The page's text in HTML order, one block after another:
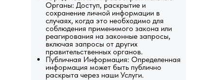
Органы: Доступ, раскрытие и
сохранение личной информации в
случаях, когда это необходимо для
соблюдения применимого закона или
реагирования на законные запросы,
включая запросы от других
правительственных органов.
Публичная Информация: Определенная
информация может быть публично
раскрыта через наши Услуги.